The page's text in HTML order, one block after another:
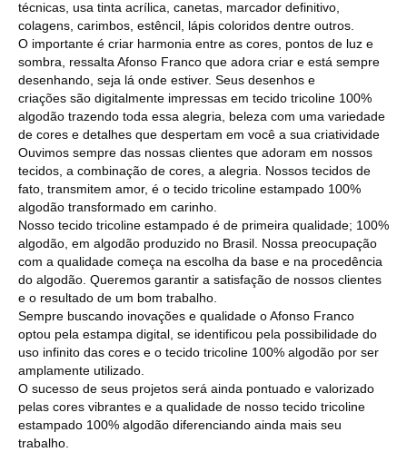
técnicas, usa tinta acrílica, canetas, marcador definitivo,
colagens, carimbos, estêncil, lápis coloridos dentre outros.
O importante é criar harmonia entre as cores, pontos de luz e
sombra, ressalta Afonso Franco que adora criar e está sempre
desenhando, seja lá onde estiver. Seus desenhos e
criações são digitalmente impressas em tecido tricoline 100%
algodão trazendo toda essa alegria, beleza com uma variedade
de cores e detalhes que despertam em você a sua criatividade
Ouvimos sempre das nossas clientes que adoram em nossos
tecidos, a combinação de cores, a alegria. Nossos tecidos de
fato, transmitem amor, é o tecido tricoline estampado 100%
algodão transformado em carinho.
Nosso tecido tricoline estampado é de primeira qualidade; 100%
algodão, em algodão produzido no Brasil. Nossa preocupação
com a qualidade começa na escolha da base e na procedência
do algodão. Queremos garantir a satisfação de nossos clientes
e o resultado de um bom trabalho.
Sempre buscando inovações e qualidade o Afonso Franco
optou pela estampa digital, se identificou pela possibilidade do
uso infinito das cores e o tecido tricoline 100% algodão por ser
amplamente utilizado.
O sucesso de seus projetos será ainda pontuado e valorizado
pelas cores vibrantes e a qualidade de nosso tecido tricoline
estampado 100% algodão diferenciando ainda mais seu
trabalho.